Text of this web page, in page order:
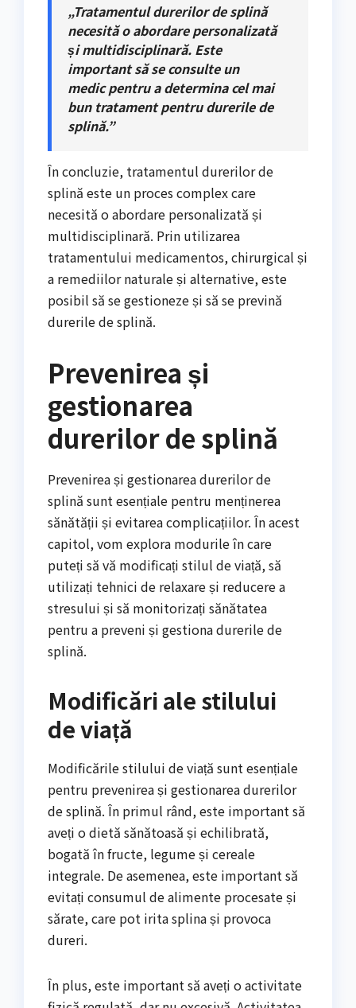
„Tratamentul durerilor de splină
necesită o abordare personalizată
și multidisciplinară. Este
important să se consulte un
medic pentru a determina cel mai
bun tratament pentru durerile de
splină.”
În concluzie, tratamentul durerilor de
splină este un proces complex care
necesită o abordare personalizată și
multidisciplinară. Prin utilizarea
tratamentului medicamentos, chirurgical și
a remediilor naturale și alternative, este
posibil să se gestioneze și să se prevină
durerile de splină.
Prevenirea și
gestionarea
durerilor de splină
Prevenirea și gestionarea durerilor de
splină sunt esențiale pentru menținerea
sănătății și evitarea complicațiilor. În acest
capitol, vom explora modurile în care
puteți să vă modificați stilul de viață, să
utilizați tehnici de relaxare și reducere a
stresului și să monitorizați sănătatea
pentru a preveni și gestiona durerile de
splină.
Modificări ale stilului
de viață
Modificările stilului de viață sunt esențiale
pentru prevenirea și gestionarea durerilor
de splină. În primul rând, este important să
aveți o dietă sănătoasă și echilibrată,
bogată în fructe, legume și cereale
integrale. De asemenea, este important să
evitați consumul de alimente procesate și
sărate, care pot irita splina și provoca
dureri.
În plus, este important să aveți o activitate